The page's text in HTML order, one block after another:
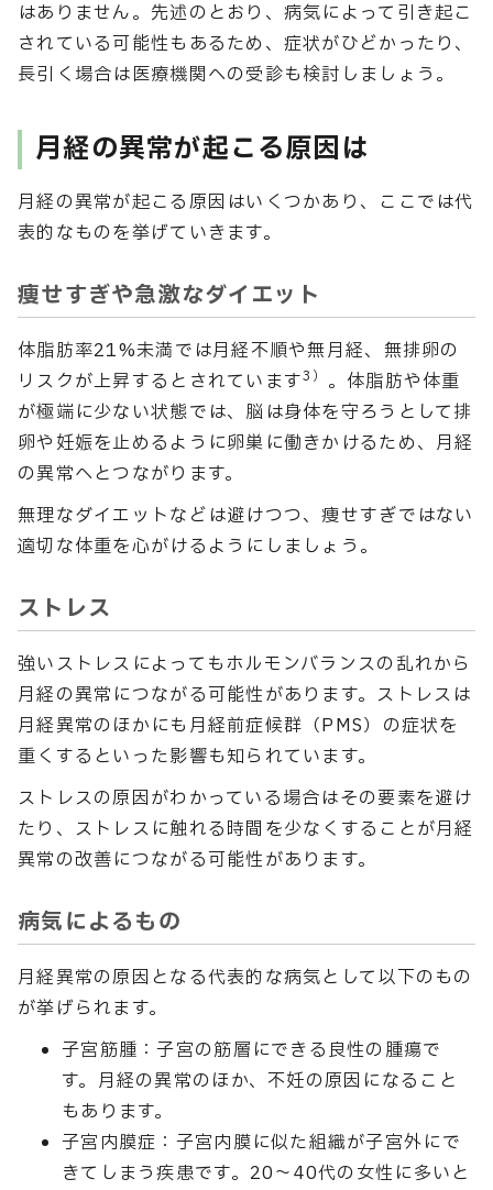
はありません。先述のとおり、病気によって引き起こ
されている可能性もあるため、症状がひどかったり、
長引く場合は医療機関への受診も検討しましょう。
月経の異常が起こる原因は
月経の異常が起こる原因はいくつかあり、ここでは代
表的なものを挙げていきます。
痩せすぎや急激なダイエット
体脂肪率21%未満では月経不順や無月経、無排卵の
リスクが上昇するとされています3） 。体脂肪や体重
が極端に少ない状態では、脳は身体を守ろうとして排
卵や妊娠を止めるように卵巣に働きかけるため、月経
の異常へとつながります。
無理なダイエットなどは避けつつ、痩せすぎではない
適切な体重を心がけるようにしましょう。
ストレス
強いストレスによってもホルモンバランスの乱れから
月経の異常につながる可能性があります。ストレスは
月経異常のほかにも月経前症候群（PMS）の症状を
重くするといった影響も知られています。
ストレスの原因がわかっている場合はその要素を避け
たり、ストレスに触れる時間を少なくすることが月経
異常の改善につながる可能性があります。
病気によるもの
月経異常の原因となる代表的な病気として以下のもの
が挙げられます。
子宮筋腫：子宮の筋層にできる良性の腫瘍で
す。月経の異常のほか、不妊の原因になること
もあります。
子宮内膜症：子宮内膜に似た組織が子宮外にで
きてしまう疾患です。20〜40代の女性に多いと